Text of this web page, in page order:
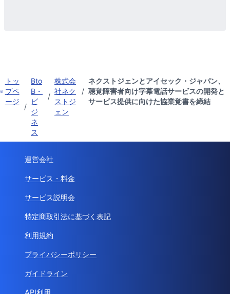
トッ
プペ
ージ
/
Bto
B・
ビ
ジ
ネ
ス
/
株式会
社ネク
ストジ
ェン
/
ネクストジェンとアイセック・ジャパン、
聴覚障害者向け字幕電話サービスの開発と
サービス提供に向けた協業覚書を締結
運営会社
サービス・料金
サービス説明会
特定商取引法に基づく表記
利用規約
プライバシーポリシー
ガイドライン